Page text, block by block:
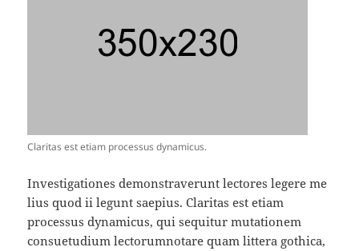
Claritas est etiam processus dynamicus.
Investigationes demonstraverunt lectores legere me
lius quod ii legunt saepius. Claritas est etiam
processus dynamicus, qui sequitur mutationem
consuetudium lectorumnotare quam littera gothica,